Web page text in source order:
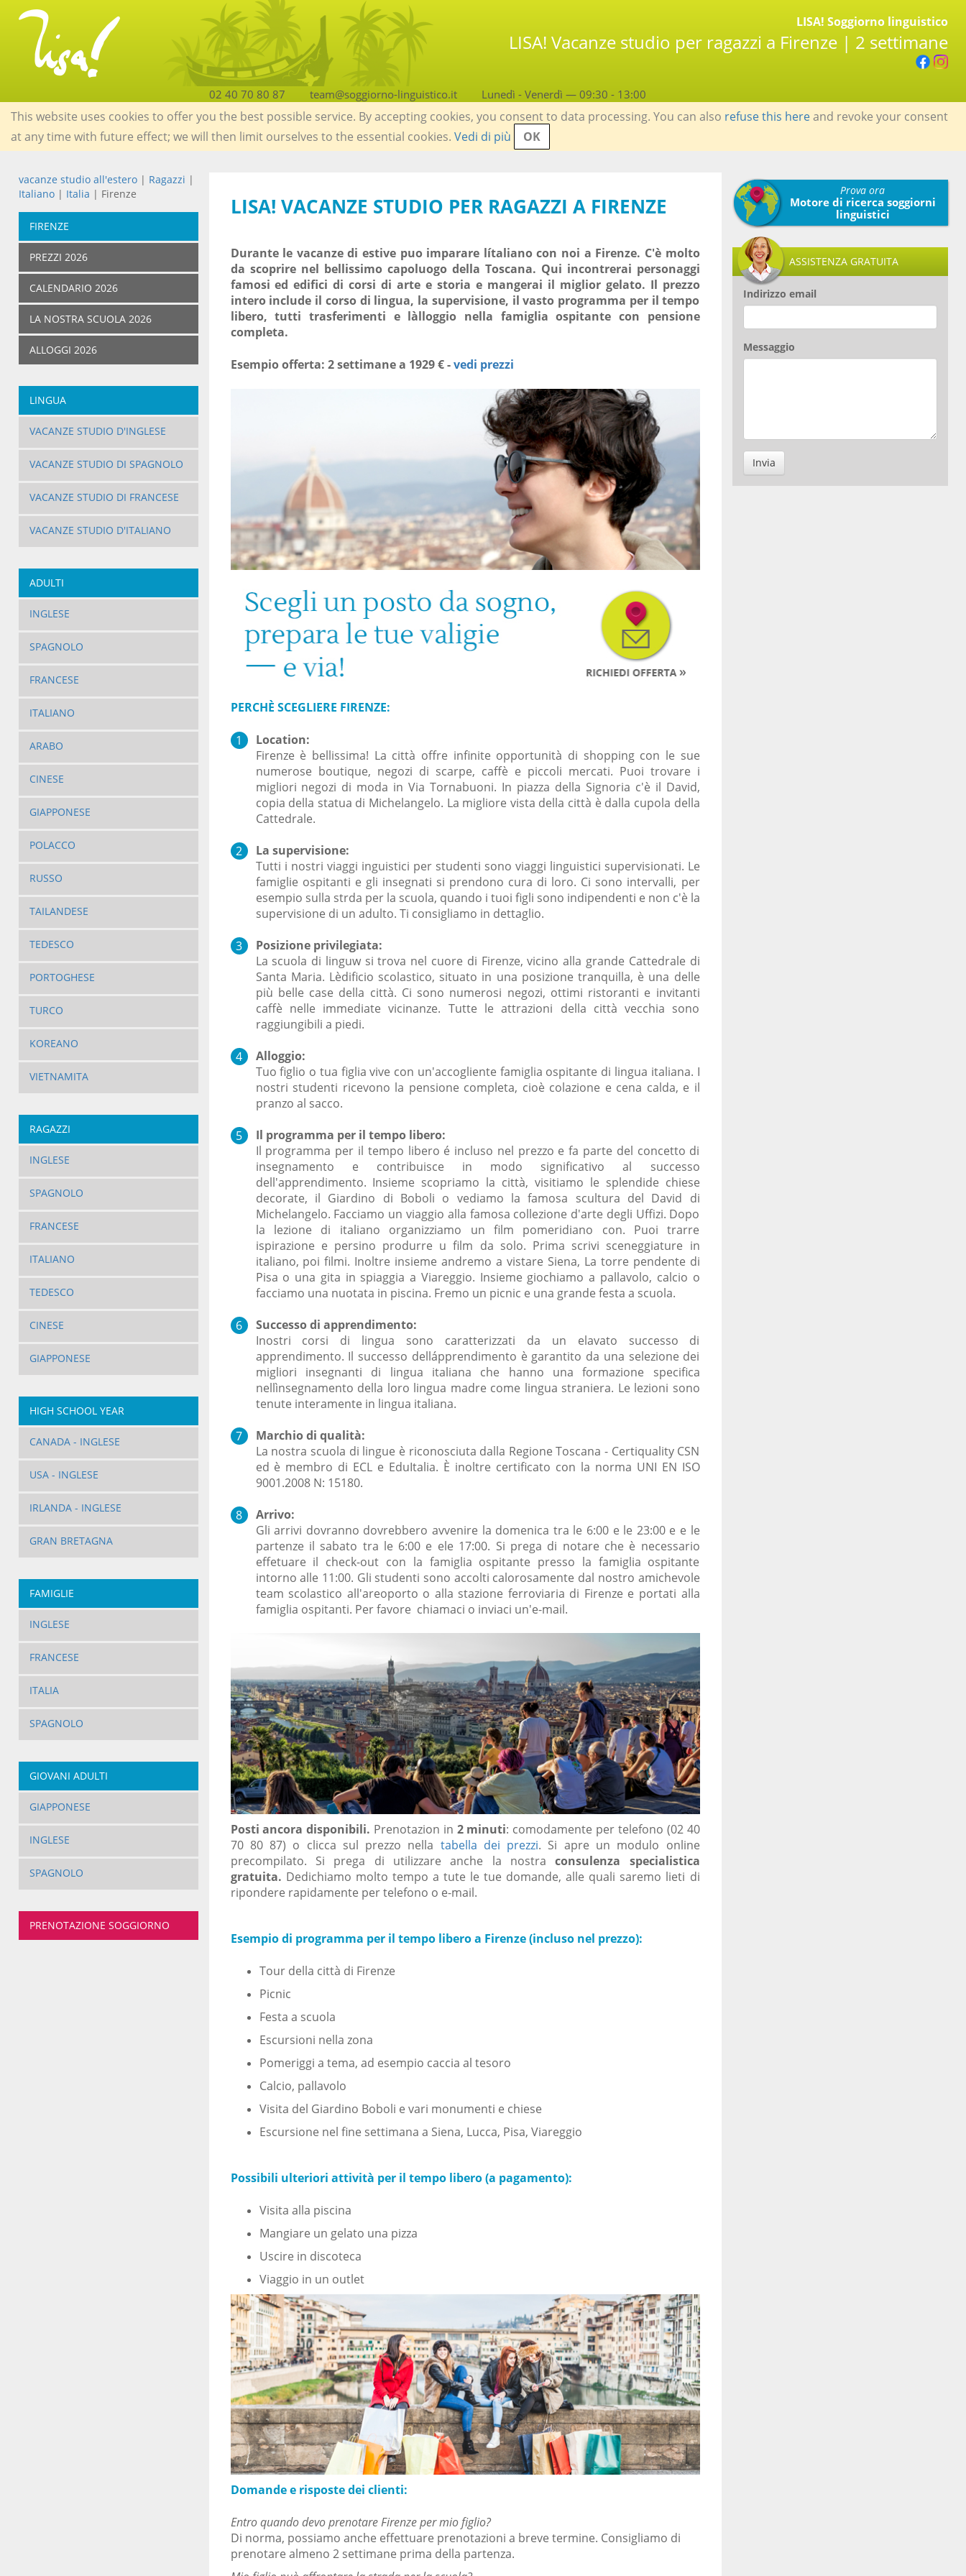
LISA! Soggiorno linguistico
LISA! Vacanze studio per ragazzi a Firenze | 2 settimane
02 40 70 80 87 team@soggiorno-linguistico.it Lunedì - Venerdì — 09:30 - 13:00
This website uses cookies to offer you the best possible service. By accepting cookies, you consent to data processing. You can also refuse this hereand revoke your consent
at any time with future effect; we will then limit ourselves to the essential cookies. Vedi di più OK
vacanze studio all'estero| Ragazzi |
Italiano| Italia | Firenze
FIRENZE
PREZZI 2026
CALENDARIO 2026
LA NOSTRA SCUOLA 2026
ALLOGGI 2026
LINGUA
VACANZE STUDIO D'INGLESE
VACANZE STUDIO DI SPAGNOLO
VACANZE STUDIO DI FRANCESE
VACANZE STUDIO D'ITALIANO
ADULTI
INGLESE
SPAGNOLO
FRANCESE
ITALIANO
ARABO
CINESE
GIAPPONESE
POLACCO
RUSSO
TAILANDESE
TEDESCO
PORTOGHESE
TURCO
KOREANO
VIETNAMITA
RAGAZZI
INGLESE
SPAGNOLO
FRANCESE
ITALIANO
TEDESCO
CINESE
GIAPPONESE
HIGH SCHOOL YEAR
CANADA - INGLESE
USA - INGLESE
IRLANDA - INGLESE
GRAN BRETAGNA
FAMIGLIE
INGLESE
FRANCESE
ITALIA
SPAGNOLO
GIOVANI ADULTI
GIAPPONESE
INGLESE
SPAGNOLO
PRENOTAZIONE SOGGIORNO
LISA! VACANZE STUDIO PER RAGAZZI A FIRENZE
Durante le vacanze di estive puo imparare lítaliano con noi a Firenze. C'è molto
da scoprire nel bellissimo capoluogo della Toscana. Qui incontrerai personaggi
famosi ed edifici di corsi di arte e storia e mangerai il miglior gelato. Il prezzo
intero include il corso di lingua, la supervisione, il vasto programma per il tempo
libero, tutti trasferimenti e làlloggio nella famiglia ospitante con pensione
completa.
Esempio offerta: 2 settimane a 1929 € -vedi prezzi
PERCHÈ SCEGLIERE FIRENZE:
Location:
Firenze è bellissima! La città offre infinite opportunità di shopping con le sue
numerose boutique, negozi di scarpe, caffè e piccoli mercati. Puoi trovare i
migliori negozi di moda in Via Tornabuoni. In piazza della Signoria c'è il David,
copia della statua di Michelangelo. La migliore vista della città è dalla cupola della
Cattedrale.
La supervisione:
Tutti i nostri viaggi inguistici per studenti sono viaggi linguistici supervisionati. Le
famiglie ospitanti e gli insegnati si prendono cura di loro. Ci sono intervalli, per
esempio sulla strda per la scuola, quando i tuoi figli sono indipendenti e non c'è la
supervisione di un adulto. Ti consigliamo in dettaglio.
Posizione privilegiata:
La scuola di linguw si trova nel cuore di Firenze, vicino alla grande Cattedrale di
Santa Maria. Lèdificio scolastico, situato in una posizione tranquilla, è una delle
più belle case della città. Ci sono numerosi negozi, ottimi ristoranti e invitanti
caffè nelle immediate vicinanze. Tutte le attrazioni della città vecchia sono
raggiungibili a piedi.
Alloggio:
Tuo figlio o tua figlia vive con un'accogliente famiglia ospitante di lingua italiana. I
nostri studenti ricevono la pensione completa, cioè colazione e cena calda, e il
pranzo al sacco.
Il programma per il tempo libero:
Il programma per il tempo libero é incluso nel prezzo e fa parte del concetto di
insegnamento e contribuisce in modo significativo al successo
dell'apprendimento. Insieme scopriamo la città, visitiamo le splendide chiese
decorate, il Giardino di Boboli o vediamo la famosa scultura del David di
Michelangelo. Facciamo un viaggio alla famosa collezione d'arte degli Uffizi. Dopo
la lezione di italiano organizziamo un film pomeridiano con. Puoi trarre
ispirazione e persino produrre u film da solo. Prima scrivi sceneggiature in
italiano, poi filmi. Inoltre insieme andremo a vistare Siena, La torre pendente di
Pisa o una gita in spiaggia a Viareggio. Insieme giochiamo a pallavolo, calcio o
facciamo una nuotata in piscina. Fremo un picnic e una grande festa a scuola.
Successo di apprendimento:
Inostri corsi di lingua sono caratterizzati da un elavato successo di
apprendimento. Il successo dellápprendimento è garantito da una selezione dei
migliori insegnanti di lingua italiana che hanno una formazione specifica
nellìnsegnamento della loro lingua madre come lingua straniera. Le lezioni sono
tenute interamente in lingua italiana.
Marchio di qualità:
La nostra scuola di lingue è riconosciuta dalla Regione Toscana - Certiquality CSN
ed è membro di ECL e EduItalia. È inoltre certificato con la norma UNI EN ISO
9001.2008 N: 15180.
Arrivo:
Gli arrivi dovranno dovrebbero avvenire la domenica tra le 6:00 e le 23:00 e e le
partenze il sabato tra le 6:00 e ele 17:00. Si prega di notare che è necessario
effetuare il check-out con la famiglia ospitante presso la famiglia ospitante
intorno alle 11:00. Gli studenti sono accolti calorosamente dal nostro amichevole
team scolastico all'areoporto o alla stazione ferroviaria di Firenze e portati alla
famiglia ospitanti. Per favore chiamaci o inviaci un'e-mail.
Posti ancora disponibili. Prenotazion in 2 minuti: comodamente per telefono (02 40
70 80 87) o clicca sul prezzo nella tabella dei prezzi. Si apre un modulo online
precompilato. Si prega di utilizzare anche la nostraconsulenza specialistica
gratuita. Dedichiamo molto tempo a tute le tue domande, alle quali saremo lieti di
ripondere rapidamente per telefono o e-mail.
Esempio di programma per il tempo libero a Firenze (incluso nel prezzo):
Tour della città di Firenze
Picnic
Festa a scuola
Escursioni nella zona
Pomeriggi a tema, ad esempio caccia al tesoro
Calcio, pallavolo
Visita del Giardino Boboli e vari monumenti e chiese
Escursione nel fine settimana a Siena, Lucca, Pisa, Viareggio
Possibili ulteriori attività per il tempo libero (a pagamento):
Visita alla piscina
Mangiare un gelato una pizza
Uscire in discoteca
Viaggio in un outlet
Domande e risposte dei clienti:
Entro quando devo prenotare Firenze per mio figlio?
Di norma, possiamo anche effettuare prenotazioni a breve termine. Consigliamo di
prenotare almeno 2 settimane prima della partenza.
Prova ora
Motore di ricerca soggiorni
linguistici
ASSISTENZA GRATUITA
Indirizzo email
Messaggio
Invia